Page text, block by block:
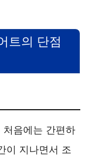
트의 단점
음에는 간편하
이 지나면서 조